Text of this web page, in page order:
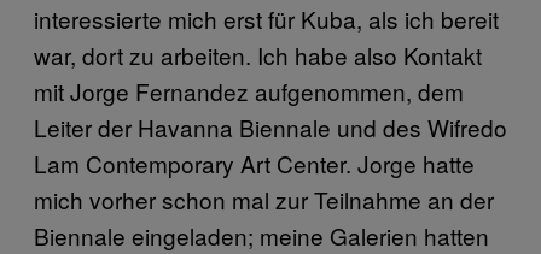
interessierte mich erst für Kuba, als ich bereit
war, dort zu arbeiten. Ich habe also Kontakt
mit Jorge Fernandez aufgenommen, dem
Leiter der Havanna Biennale und des Wifredo
Lam Contemporary Art Center. Jorge hatte
mich vorher schon mal zur Teilnahme an der
Biennale eingeladen; meine Galerien hatten